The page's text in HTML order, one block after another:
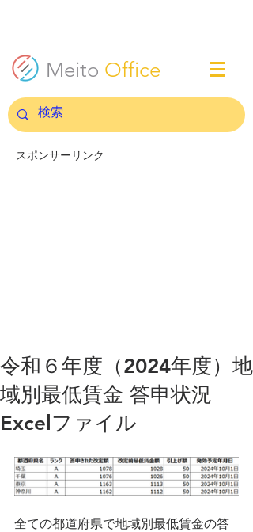
Meito Office
スポンサーリンク
令和６年度（2024年度）地
域別最低賃金 答申状況
Excelファイル
全ての都道府県で地域別最低賃金の答